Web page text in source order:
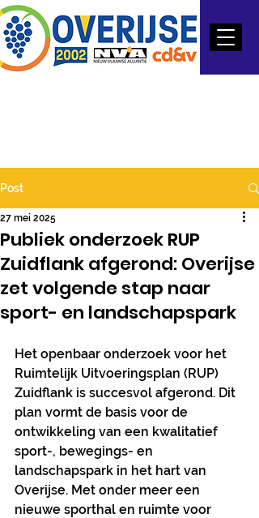
Post
Publiek onderzoek RUP
Zuidflank afgerond: Overijse
zet volgende stap naar
sport- en landschapspark
27 mei 2025
Het openbaar onderzoek voor het
Ruimtelijk Uitvoeringsplan (RUP)
Zuidflank is succesvol afgerond. Dit
plan vormt de basis voor de
ontwikkeling van een kwalitatief
sport-, bewegings- en
landschapspark in het hart van
Overijse. Met onder meer een
nieuwe sporthal en ruimte voor